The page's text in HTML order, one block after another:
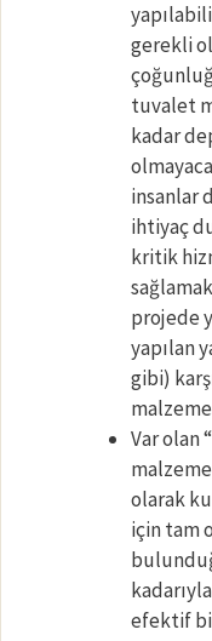
gerekli
tuvalet
kadar
insanlar
ihtiyaç
kritik
projede
yapılan
gibi)
Var olan
olarak
için tam
efektif